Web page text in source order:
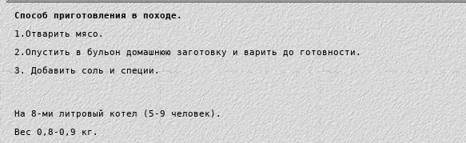
Способ приготовления в походе.
1.Отварить мясо.
2.Опустить в бульон домашнюю заготовку и варить до готовности.
3. Добавить соль и специи.
На 8-ми литровый котел (5-9 человек).
Вес 0,8-0,9 кг.